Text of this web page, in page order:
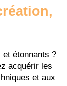
et étonnants ?
acquérir les
et aux